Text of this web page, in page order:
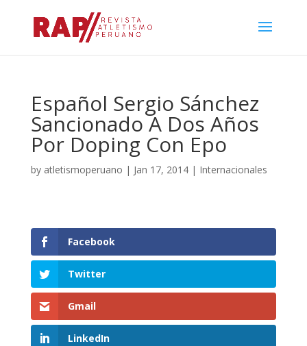
Español Sergio Sánchez
Sancionado A Dos Años
Por Doping Con Epo
by atletismoperuano | Jan 17, 2014| Internacionales
Facebook
Twitter
Gmail
LinkedIn